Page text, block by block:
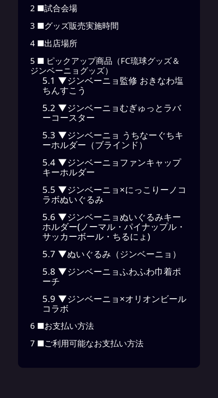
2 ■試合会場
3 ■グッズ販売実施時間
4 ■出店場所
5 ■ ピックアップ商品（FC琉球グッズ＆
ジンベーニョグッズ）
5.1 ▼ジンベーニョ監修 おきなわ塩
ちんすこう
5.2 ▼ジンベーニョむぎゅっとラバ
ーコースター
5.3 ▼ジンベーニョ うちなーぐちキ
ーホルダー（ブラインド）
5.4 ▼ジンベーニョファンキャップ
キーホルダー
5.5 ▼ジンベーニョ×にっこりーノコ
ラボぬいぐるみ
5.6 ▼ジンベーニョぬいぐるみキー
ホルダー(ノーマル・パイナップル・
サッカーボール・ちるにょ)
5.7 ▼ぬいぐるみ（ジンベーニョ）
5.8 ▼ジンベーニョふわふわ巾着ポ
ーチ
5.9 ▼ジンベーニョ×オリオンビール
コラボ
6 ■お支払い方法
7 ■ご利用可能なお支払い方法